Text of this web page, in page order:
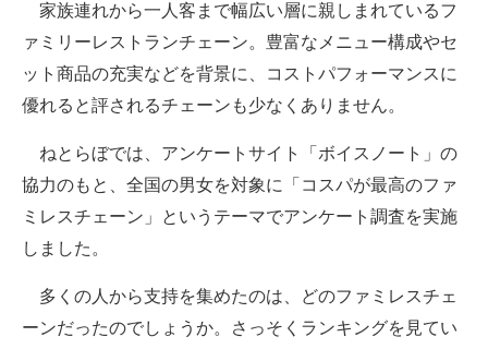
ITの今と未来を見通す
スマホと通信の最新トレンド
ビジネスと働き方のヒント
家族連れから一人客まで幅広い層に親しまれているフ
ァミリーレストランチェーン。豊富なメニュー構成やセ
ット商品の充実などを背景に、コストパフォーマンスに
優れると評されるチェーンも少なくありません。
ねとらぼでは、アンケートサイト「ボイスノート」の
協力のもと、全国の男女を対象に「コスパが最高のファ
ミレスチェーン」というテーマでアンケート調査を実施
しました。
多くの人から支持を集めたのは、どのファミレスチェ
ーンだったのでしょうか。さっそくランキングを見てい